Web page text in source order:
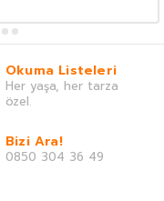
Okuma Listeleri
Her yaşa, her tarza
özel.
Bizi Ara!
0850 304 36 49